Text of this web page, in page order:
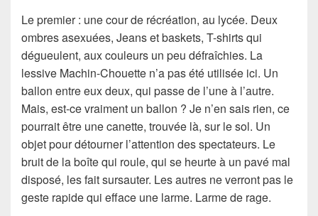
Le premier : une cour de récréation, au lycée. Deux
ombres asexuées, Jeans et baskets, T-shirts qui
dégueulent, aux couleurs un peu défraîchies. La
lessive Machin-Chouette n’a pas été utilisée ici. Un
ballon entre eux deux, qui passe de l’une à l’autre.
Mais, est-ce vraiment un ballon ? Je n’en sais rien, ce
pourrait être une canette, trouvée là, sur le sol. Un
objet pour détourner l’attention des spectateurs. Le
bruit de la boîte qui roule, qui se heurte à un pavé mal
disposé, les fait sursauter. Les autres ne verront pas le
geste rapide qui efface une larme. Larme de rage.